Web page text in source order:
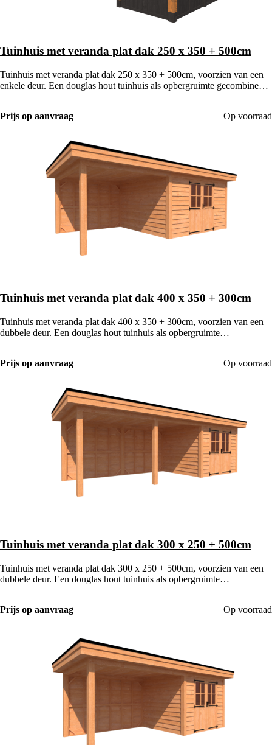
Tuinhuis met veranda plat dak 250 x 350 + 500cm
Tuinhuis met veranda plat dak 250 x 350 + 500cm, voorzien van een
enkele deur. Een douglas hout tuinhuis als opbergruimte gecombineerd
Prijs op aanvraag
Op voorraad
Tuinhuis met veranda plat dak 400 x 350 + 300cm
Tuinhuis met veranda plat dak 400 x 350 + 300cm, voorzien van een
dubbele deur. Een douglas hout tuinhuis als opbergruimte
Prijs op aanvraag
Op voorraad
Tuinhuis met veranda plat dak 300 x 250 + 500cm
Tuinhuis met veranda plat dak 300 x 250 + 500cm, voorzien van een
dubbele deur. Een douglas hout tuinhuis als opbergruimte
Prijs op aanvraag
Op voorraad